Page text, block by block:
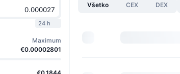
24 h
Maximum
€0.00002801
Všetko CEX DEX